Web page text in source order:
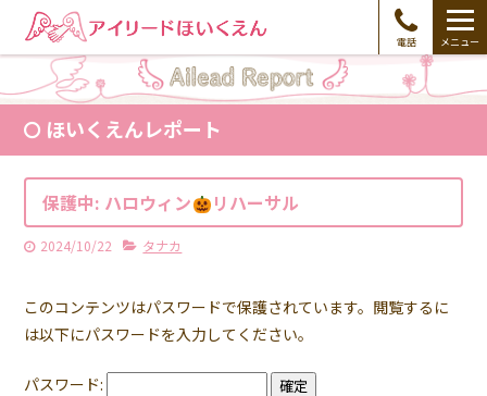
電話 メニュー
ほいくえんレポート
保護中: ハロウィン リハーサル
2024/10/22 タナカ
このコンテンツはパスワードで保護されています。閲覧するに
は以下にパスワードを入力してください。
パスワード: